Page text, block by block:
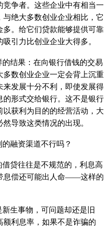
争者。这些企业中有相当一
绝大多数创业企业相比，它
。给它们贷款能够提供可靠
引力比创业企业大得多。
结果：在向银行借钱的交易
数创业企业一定会背上沉重
发展十分不利，即使发展得
形式交给银行。这不是银行
获利为目的的经营活动，大
导致这类情况的出现。
融资渠道不行吗？
贷往往是不规范的，利息高
息偿还可能出人命——这样的
生事物，可问题却还是旧
利息率，如果不是诈骗的